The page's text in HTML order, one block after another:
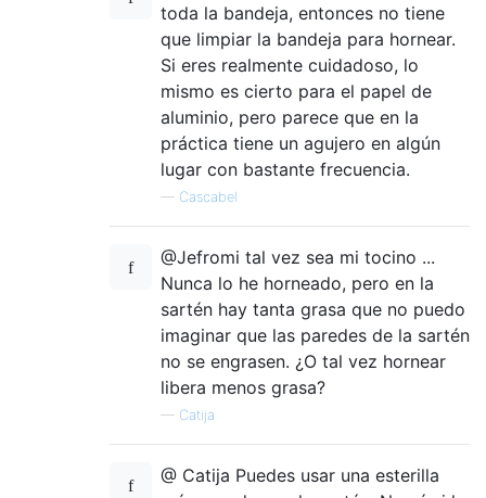
toda la bandeja, entonces no tiene
que limpiar la bandeja para hornear.
Si eres realmente cuidadoso, lo
mismo es cierto para el papel de
aluminio, pero parece que en la
práctica tiene un agujero en algún
lugar con bastante frecuencia.
— Cascabel
@Jefromi tal vez sea mi tocino ...
Nunca lo he horneado, pero en la
sartén hay tanta grasa que no puedo
imaginar que las paredes de la sartén
no se engrasen. ¿O tal vez hornear
libera menos grasa?
— Catija
@ Catija Puedes usar una esterilla